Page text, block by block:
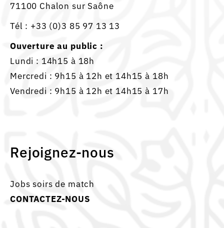
71100 Chalon sur Saône
Tél : +33 (0)3 85 97 13 13
Ouverture au public :
Lundi : 14h15 à 18h
Mercredi : 9h15 à 12h et 14h15 à 18h
Vendredi : 9h15 à 12h et 14h15 à 17h
Rejoignez-nous
Jobs soirs de match
CONTACTEZ-NOUS